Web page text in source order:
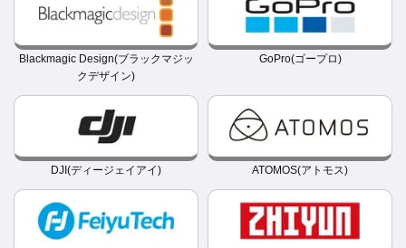
Blackmagic Design(ブラックマジッ
クデザイン)
GoPro(ゴープロ)
DJI(ディージェイアイ) ATOMOS(アトモス)